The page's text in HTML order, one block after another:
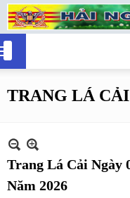
TRANG LÁ CẢI
Trang Lá Cải Ngày
Năm 2026